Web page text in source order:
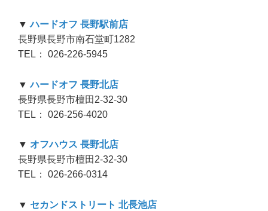
▼ ハードオフ 長野駅前店
長野県長野市南石堂町1282
TEL： 026-226-5945
▼ ハードオフ 長野北店
長野県長野市檀田2-32-30
TEL： 026-256-4020
▼ オフハウス 長野北店
長野県長野市檀田2-32-30
TEL： 026-266-0314
▼ セカンドストリート 北長池店